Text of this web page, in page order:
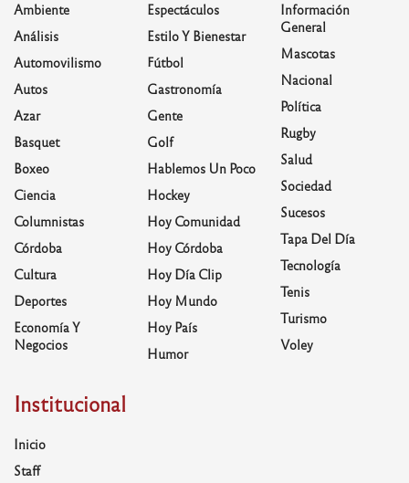
Ambiente
Análisis
Automovilismo
Autos
Azar
Basquet
Boxeo
Ciencia
Columnistas
Córdoba
Cultura
Deportes
Economía Y
Negocios
Espectáculos
Estilo Y Bienestar
Fútbol
Gastronomía
Gente
Golf
Hablemos Un Poco
Hockey
Hoy Comunidad
Hoy Córdoba
Hoy Día Clip
Hoy Mundo
Hoy País
Humor
Información
General
Mascotas
Nacional
Política
Rugby
Salud
Sociedad
Sucesos
Tapa Del Día
Tecnología
Tenis
Turismo
Voley
Institucional
Inicio
Staff